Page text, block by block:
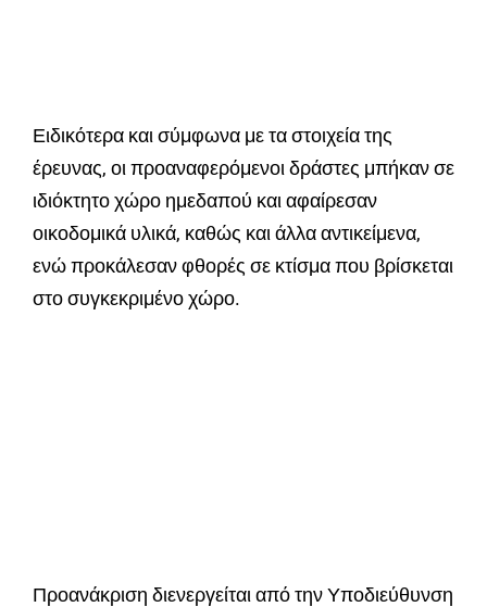
Ειδικότερα και σύμφωνα με τα στοιχεία της
έρευνας, οι προαναφερόμενοι δράστες μπήκαν σε
ιδιόκτητο χώρο ημεδαπού και αφαίρεσαν
οικοδομικά υλικά, καθώς και άλλα αντικείμενα,
ενώ προκάλεσαν φθορές σε κτίσμα που βρίσκεται
στο συγκεκριμένο χώρο.
Προανάκριση διενεργείται από την Υποδιεύθυνση